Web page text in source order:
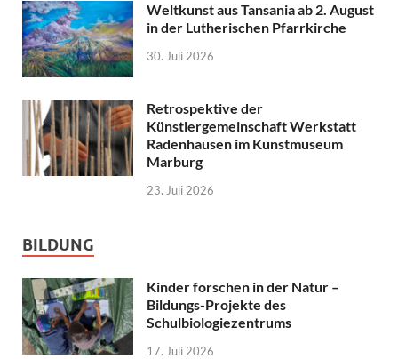
Weltkunst aus Tansania ab 2. August
in der Lutherischen Pfarrkirche
30. Juli 2026
Retrospektive der
Künstlergemeinschaft Werkstatt
Radenhausen im Kunstmuseum
Marburg
23. Juli 2026
BILDUNG
Kinder forschen in der Natur –
Bildungs-Projekte des
Schulbiologiezentrums
17. Juli 2026